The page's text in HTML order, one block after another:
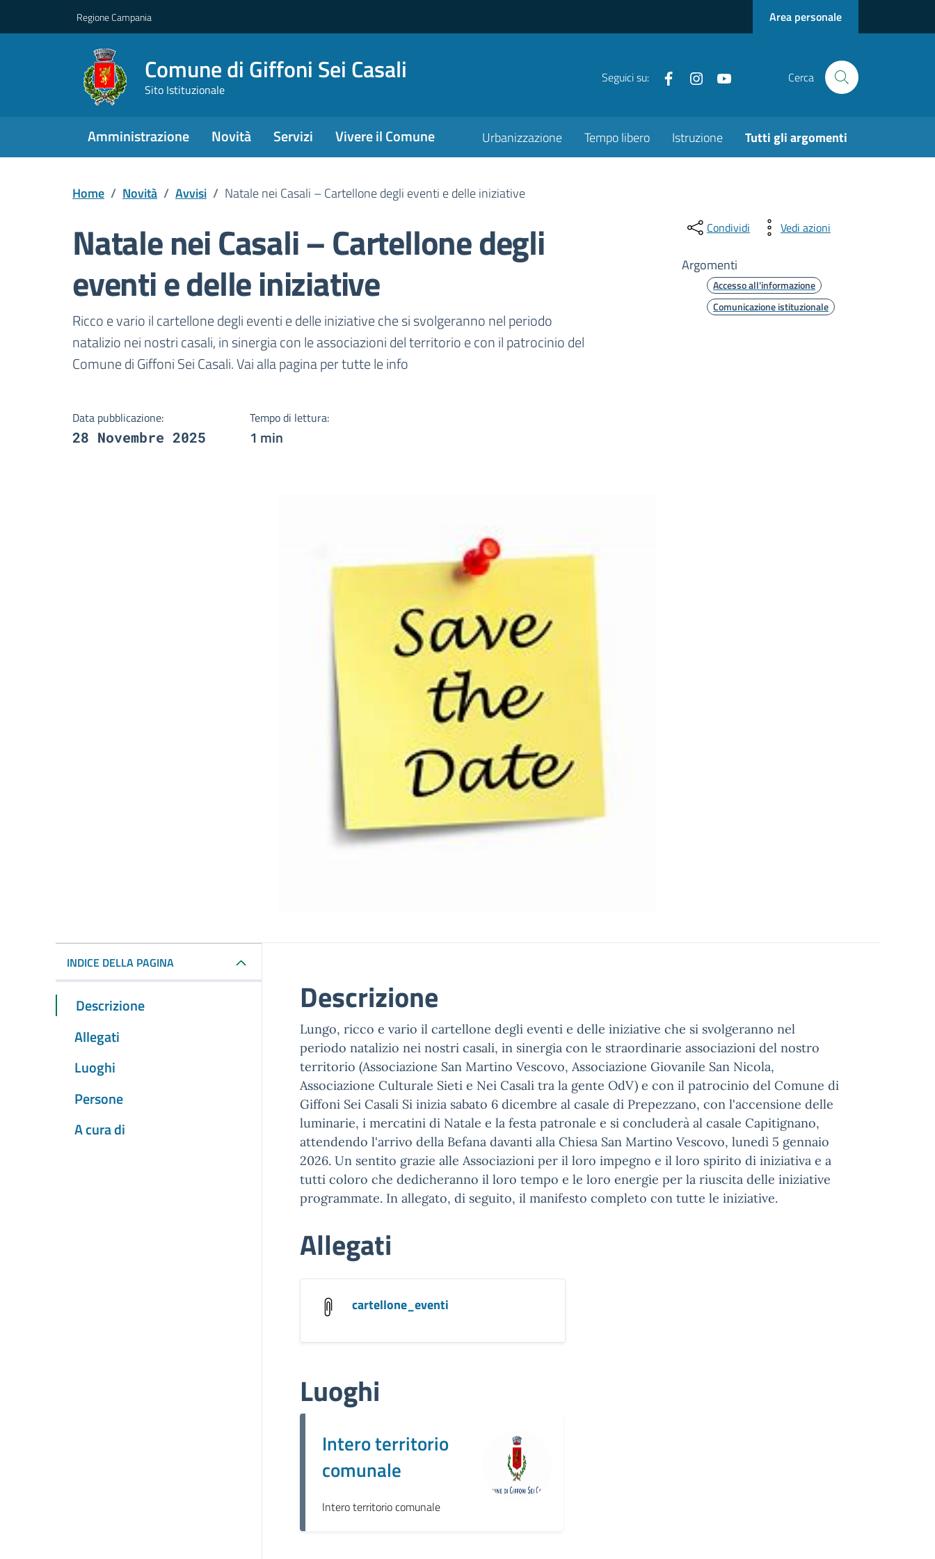
Regione Campania Area personale
Comune di Giffoni Sei Casali
Sito Istituzionale
Seguici su: Facebookinstagram Cerca
Amministrazione Novità Servizi Vivere il Comune Urbanizzazione Tempo libero Istruzione Tutti gli argomenti
Home / Novità / Avvisi / Natale nei Casali – Cartellone degli eventi e delle iniziative
Natale nei Casali – Cartellone degli
eventi e delle iniziative
Dettagli della notizia
Ricco e vario il cartellone degli eventi e delle iniziative che si svolgeranno nel periodo
natalizio nei nostri casali, in sinergia con le associazioni del territorio e con il patrocinio del
Comune di Giffoni Sei Casali. Vai alla pagina per tutte le info
Data pubblicazione:
28 Novembre 2025
Tempo di lettura:
1 min
Condividi Vedi azioni
Argomenti
Accesso all'informazione
Comunicazione istituzionale
INDICE DELLA PAGINA
Descrizione
Allegati
Luoghi
Persone
A cura di
Descrizione
Lungo, ricco e vario il cartellone degli eventi e delle iniziative che si svolgeranno nel
periodo natalizio nei nostri casali, in sinergia con le straordinarie associazioni del nostro
territorio (Associazione San Martino Vescovo, Associazione Giovanile San Nicola,
Associazione Culturale Sieti e Nei Casali tra la gente OdV) e con il patrocinio del Comune di
Giffoni Sei Casali Si inizia sabato 6 dicembre al casale di Prepezzano, con l'accensione delle
luminarie, i mercatini di Natale e la festa patronale e si concluderà al casale Capitignano,
attendendo l'arrivo della Befana davanti alla Chiesa San Martino Vescovo, lunedì 5 gennaio
2026. Un sentito grazie alle Associazioni per il loro impegno e il loro spirito di iniziativa e a
tutti coloro che dedicheranno il loro tempo e le loro energie per la riuscita delle iniziative
programmate. In allegato, di seguito, il manifesto completo con tutte le iniziative.
Allegati
cartellone_eventi
Luoghi
Intero territorio
comunale
Intero territorio comunale